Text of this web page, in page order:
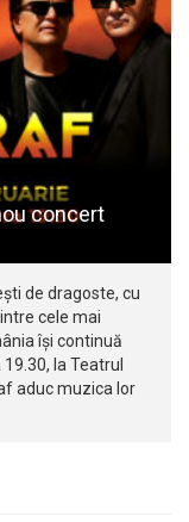
concert
de dragoste, cu
cele mai
își continuă
la Teatrul
aduc muzica lor